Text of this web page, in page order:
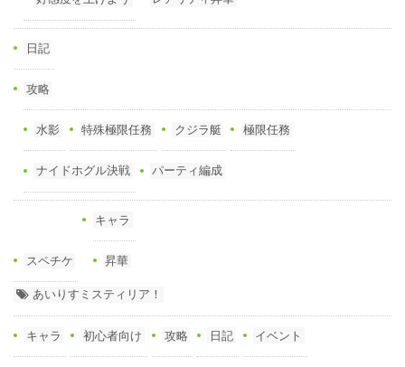
日記
攻略
水影 特殊極限任務 クジラ艇 極限任務
ナイドホグル決戦 パーティ編成
スペチケ
キャラ
昇華
あいりすミスティリア！
キャラ 初心者向け 攻略 日記 イベント